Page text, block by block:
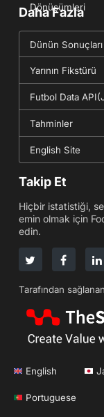
Dönüşümleri
Daha Fazla
Dünün Sonuçları
Yarının Fikstürü
Futbol Data
Tahminler
English Site
Takip Et
Hiçbir istatistiği,
emin olmak için
edin.
Tarafından
English
Portuguese